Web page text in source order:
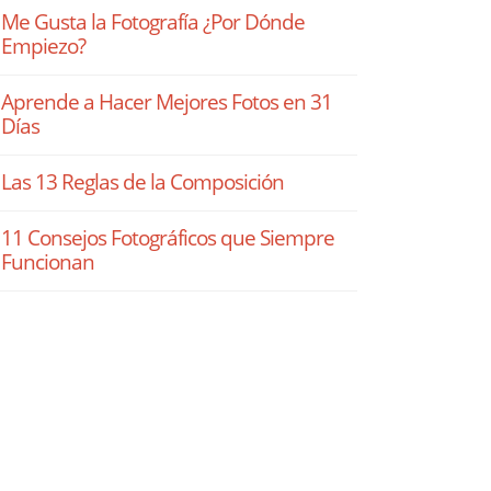
Me Gusta la Fotografía ¿Por Dónde
Empiezo?
Aprende a Hacer Mejores Fotos en 31
Días
Las 13 Reglas de la Composición
11 Consejos Fotográficos que Siempre
Funcionan